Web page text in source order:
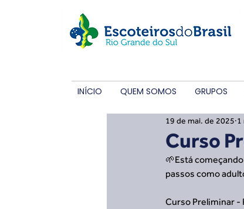
INÍCIO QUEM SOMOS GRUPOS
Curso
19 de mai. de 2025 1
🌱Está
passos como
Curso Preliminar -